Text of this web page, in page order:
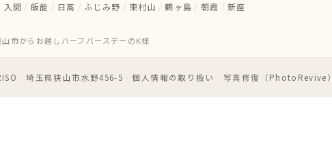
入間 / 飯能 / 日高 / ふじみ野 / 東村山 / 鶴ヶ島 / 朝霞 / 新座
山市からお越しハーフバースデーのK様
・埼玉県狭山市水野456-5 ・個人情報の取り扱い ・写真修復（PhotoRevive）